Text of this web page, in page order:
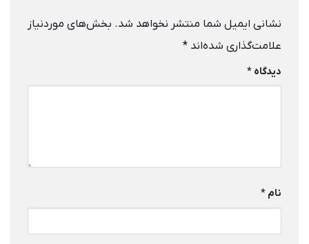
نشانی ایمیل شما منتشر نخواهد شد. بخش‌های موردنیاز
علامت‌گذاری شده‌اند *
دیدگاه *
نام *